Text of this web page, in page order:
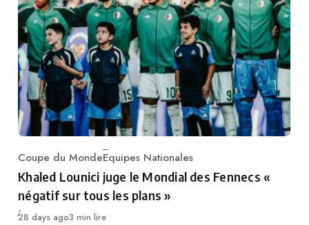
Category
Coupe du MondeEquipes Nationales
Khaled Lounici juge le Mondial des Fennecs «
négatif sur tous les plans »
Publié
28 days ago3 min lire